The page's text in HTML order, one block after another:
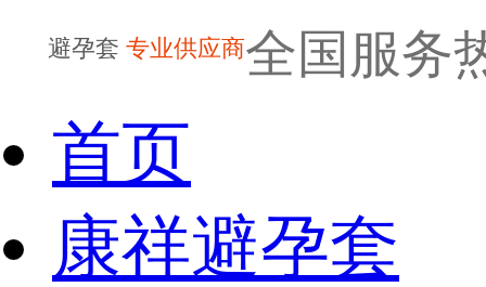
避孕套 专业供应商全国服务
首页
康祥避孕套